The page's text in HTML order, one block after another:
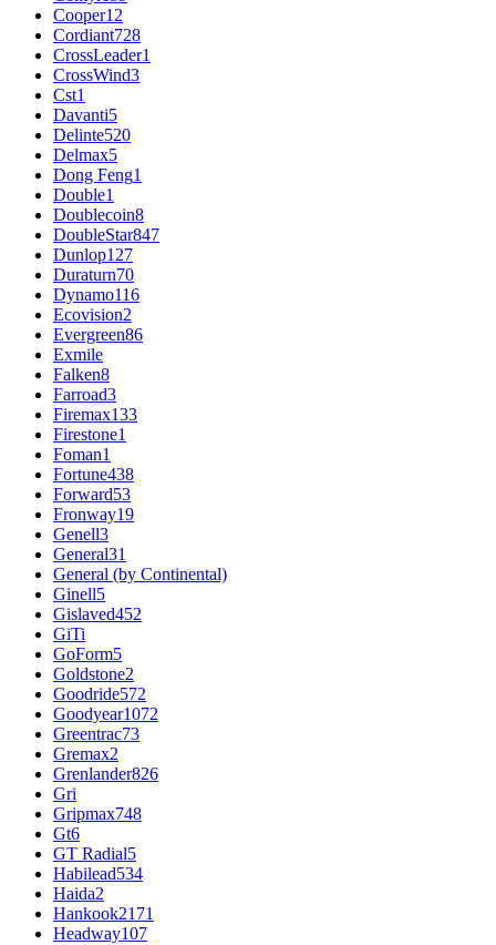
Cooper12
Cordiant728
CrossLeader1
CrossWind3
Cst1
Davanti5
Delinte520
Delmax5
Dong Feng1
Double1
Doublecoin8
DoubleStar847
Dunlop127
Duraturn70
Dynamo116
Ecovision2
Evergreen86
Exmile
Falken8
Farroad3
Firemax133
Firestone1
Foman1
Fortune438
Forward53
Fronway19
Genell3
General31
General (by Continental)
Ginell5
Gislaved452
GiTi
GoForm5
Goldstone2
Goodride572
Goodyear1072
Greentrac73
Gremax2
Grenlander826
Gri
Gripmax748
Gt6
GT Radial5
Habilead534
Haida2
Hankook2171
Headway107